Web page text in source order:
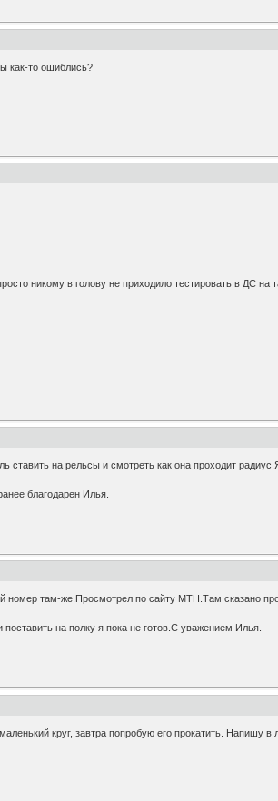
как-то ошиблись?
никому в голову не приходило тестировать в ДС на
ставить на рельсы и смотреть как она проходит
благодарен Илья.
там-же.Просмотрел по сайту MTH.Там сказано
на полку я пока не готов.С уважением Илья.
круг, завтра попробую его прокатить. Напишу в